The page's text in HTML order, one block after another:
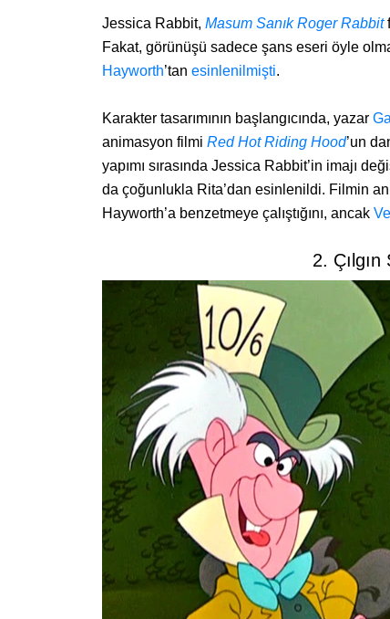
Jessica Rabbit, Masum Sanık Roger Rabbit
Fakat, görünüşü sadece şans eseri öyle
Hayworth’tan esinlenilmişti.
Karakter tasarımının başlangıcında, yazar
animasyon filmi Red Hot Riding Hood’un
yapımı sırasında Jessica Rabbit’in imajı
da çoğunlukla Rita’dan esinlenildi. Filmin
Hayworth’a benzetmeye çalıştığını, ancak
2.